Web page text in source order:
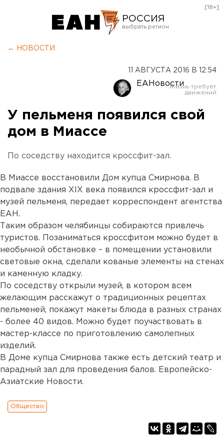
РОССИЯ
Оренбург
[18+]
← НОВОСТИ
11 АВГУСТА 2016 В 12:54
ЕАНовости
У пельменя появился свой
дом в Миассе
По соседству находится кроссфит-зал.
В Миассе восстановили Дом купца Смирнова. В
подвале здания XIX века появился кроссфит-зал и
музей пельменя, передает корреспондент агентства
ЕАН.
Таким образом челябинцы собираются привлечь
туристов. Позаниматься кроссфитом можно будет в
необычной обстановке – в помещении установили
световые окна, сделали кованые элементы на стенах
и каменную кладку.
По соседству открыли музей, в котором всем
желающим расскажут о традиционных рецептах
пельменей, покажут макеты блюда в разных странах
- более 40 видов. Можно будет поучаствовать в
мастер-классе по приготовлению самолепных
изделий.
В Доме купца Смирнова также есть детский театр и
парадный зал для проведения балов. Европейско-
Азиатские Новости.
Общество